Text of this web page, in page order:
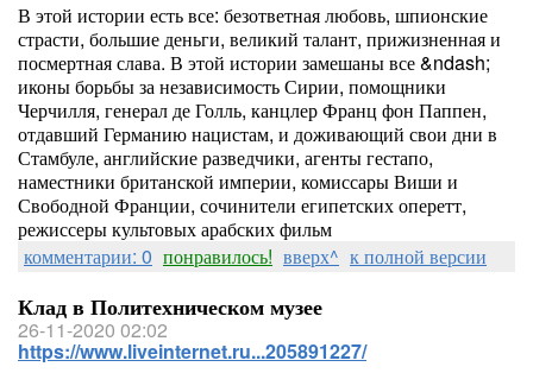
В этой истории есть все: безответная любовь, шпионские
страсти, большие деньги, великий талант, прижизненная и
посмертная слава. В этой истории замешаны все &ndash;
иконы борьбы за независимость Сирии, помощники
Черчилля, генерал де Голль, канцлер Франц фон Паппен,
отдавший Германию нацистам, и доживающий свои дни в
Стамбуле, английские разведчики, агенты гестапо,
наместники британской империи, комиссары Виши и
Свободной Франции, сочинители египетских оперетт,
режиссеры культовых арабских фильм
комментарии: 0 понравилось! вверх^ к полной версии
Клад в Политехническом музее
26-11-2020 02:02
https://www.liveinternet.ru...205891227/